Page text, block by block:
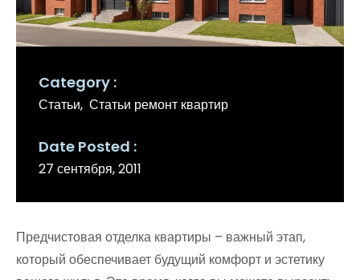
Category
Статьи Статьи ремонт квартир
Date Posted
27 сентября, 2011
Предчистовая отделка квартиры – важный этап,
который обеспечивает будущий комфорт и эстетику